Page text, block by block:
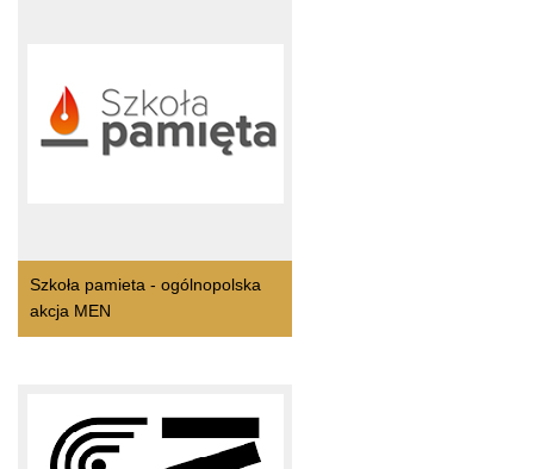
Szkoła pamieta - ogólnopolska
akcja MEN